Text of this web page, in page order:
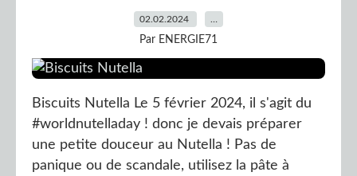
02.02.2024
Par ENERGIE71
Biscuits Nutella Le 5 février 2024, il s'agit du
#worldnutelladay ! donc je devais préparer
une petite douceur au Nutella ! Pas de
panique ou de scandale, utilisez la pâte à